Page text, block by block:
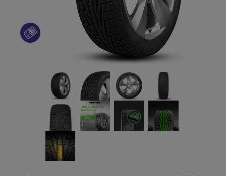
Костанай
Петропавловск